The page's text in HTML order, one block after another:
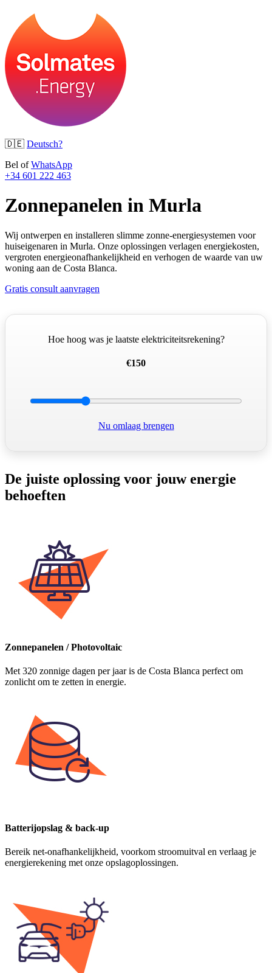
🇩🇪 Deutsch?
Bel ofWhatsApp
+34 601 222 463
Zonnepanelen in Murla
Wij ontwerpen en installeren slimme zonne-energiesystemen voor
huiseigenaren in Murla. Onze oplossingen verlagen energiekosten,
vergroten energieonafhankelijkheid en verhogen de waarde van uw
woning aan de Costa Blanca.
Gratis consult aanvragen
Hoe hoog was je laatste elektriciteitsrekening?
€150
Nu omlaag brengen
De juiste oplossing voor jouw energie
behoeften
Zonnepanelen / Photovoltaic
Met 320 zonnige dagen per jaar is de Costa Blanca perfect om
zonlicht om te zetten in energie.
Batterijopslag & back-up
Bereik net-onafhankelijkheid, voorkom stroomuitval en verlaag je
energierekening met onze opslagoplossingen.